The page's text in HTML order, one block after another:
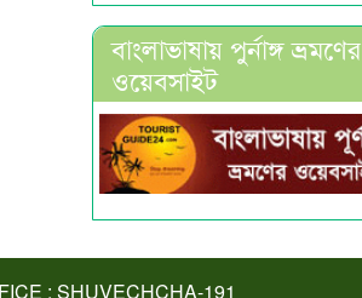
বাংলাভাষায় পুর্নাঙ্গ ভ্রমণের
ওয়েবসাইট
: SHUVECHCHA-191